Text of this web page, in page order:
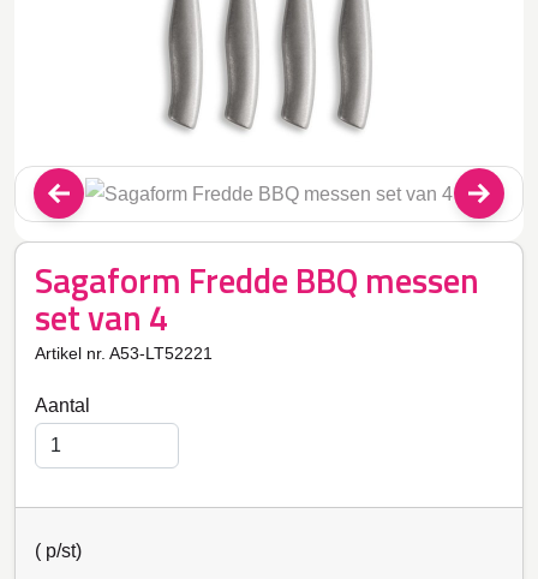
Sagaform Fredde BBQ messen
set van 4
Artikel nr. A53-LT52221
Aantal
( p/st)